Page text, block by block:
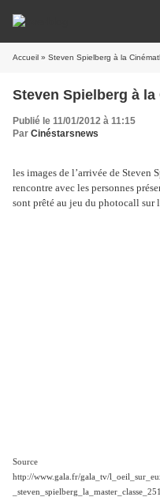
Accueil » Steven Spielberg à la
Steven Spielberg à
Publié le 11/01/2012 à 11:15
Par Cinéstarsnews
les images de l’arrivée de Steven
rencontre avec les personnes
sont prêté au jeu du photocall sur
Source
http://www.gala.fr/gala_tv/